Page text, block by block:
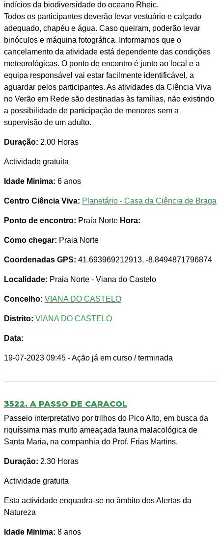
indícios da biodiversidade do oceano Rheic.
Todos os participantes deverão levar vestuário e calçado
adequado, chapéu e água. Caso queiram, poderão levar
binóculos e máquina fotográfica. Informamos que o
cancelamento da atividade está dependente das condições
meteorológicas. O ponto de encontro é junto ao local e a
equipa responsável vai estar facilmente identificável, a
aguardar pelos participantes. As atividades da Ciência Viva
no Verão em Rede são destinadas às famílias, não existindo
a possibilidade de participação de menores sem a
supervisão de um adulto.
Duração: 2.00 Horas
Actividade gratuita
Idade Minima: 6 anos
Centro Ciência Viva: Planetário - Casa da Ciência de Braga
Ponto de encontro: Praia Norte Hora:
Como chegar: Praia Norte
Coordenadas GPS: 41.693969212913, -8.8494871796874
Localidade: Praia Norte - Viana do Castelo
Concelho: VIANA DO CASTELO
Distrito: VIANA DO CASTELO
Data:
19-07-2023 09:45 - Ação já em curso / terminada
3522. A PASSO DE CARACOL
Passeio interpretativo por trilhos do Pico Alto, em busca da
riquíssima mas muito ameaçada fauna malacológica de
Santa Maria, na companhia do Prof. Frias Martins.
Duração: 2.30 Horas
Actividade gratuita
Esta actividade enquadra-se no âmbito dos Alertas da
Natureza
Idade Minima: 8 anos